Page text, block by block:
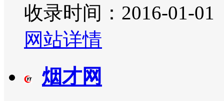
收录时间：2016-01-01
网站详情
烟才网